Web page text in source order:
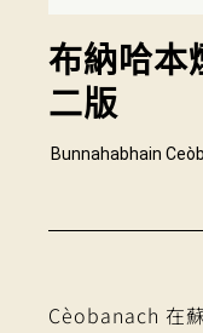
布納哈本
二版
Bunnahabhain
Cèobanach 在